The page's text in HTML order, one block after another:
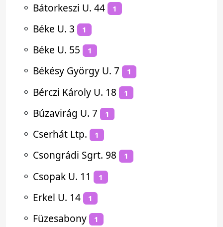
⚬ Bátorkeszi U. 44 1
⚬ Béke U. 3 1
⚬ Béke U. 55 1
⚬ Békésy György U. 7 1
⚬ Bérczi Károly U. 18 1
⚬ Búzavirág U. 7 1
⚬ Cserhát Ltp. 1
⚬ Csongrádi Sgrt. 98 1
⚬ Csopak U. 11 1
⚬ Erkel U. 14 1
⚬ Füzesabony 1